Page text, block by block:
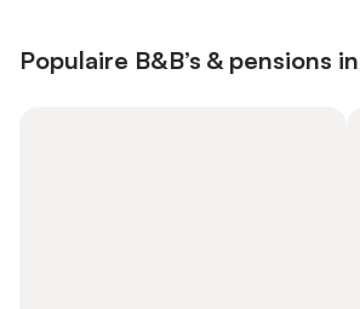
Populaire B&B’s & pensions